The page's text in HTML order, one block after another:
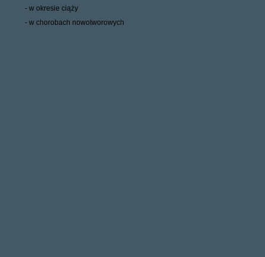
- w okresie ciąży
- w chorobach nowotworowych